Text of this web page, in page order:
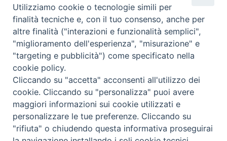
Contatti:Tel.: 06.93268401 - Fax.: 06.9323844
E-mail:curia@diocesidialbano.it
Orari: dal Lunedì al Venerdì Ore: 9:00 - 13:00
Lunedì, Mercoledì e Venerdì, Ore 9:30 - 12:30
Diocesi Suburbicaria di Albano
Utilizziamo cookie o tecnologie simili per
finalità tecniche e, con il tuo consenso, anche per
altre finalità ("interazioni e funzionalità semplici",
"miglioramento dell'esperienza", "misurazione" e
"targeting e pubblicità") come specificato nella
cookie policy.
Cliccando su "accetta" acconsenti all'utilizzo dei
cookie. Cliccando su "personalizza" puoi avere
maggiori informazioni sui cookie utilizzati e
personalizzare le tue preferenze. Cliccando su
"rifiuta" o chiudendo questa informativa proseguirai